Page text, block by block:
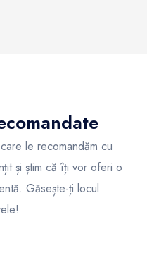
le recomandăm cu
și știm că îți vor oferi o
Găsește-ți locul